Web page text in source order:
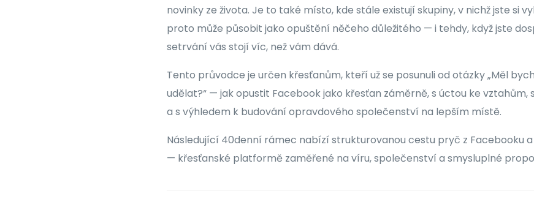
novinky ze života. Je to také místo, kde stále existují skupiny, v nichž jste si
proto může působit jako opuštění něčeho důležitého — i tehdy, když jste
setrvání vás stojí víc, než vám dává.
Tento průvodce je určen křesťanům, kteří už se posunuli od otázky „Měl
udělat?“ — jak opustit Facebook jako křesťan záměrně, s úctou ke
a s výhledem k budování opravdového společenství na lepším místě.
Následující 40denní rámec nabízí strukturovanou cestu pryč z Facebooku
— křesťanské platformě zaměřené na víru, společenství a smysluplné